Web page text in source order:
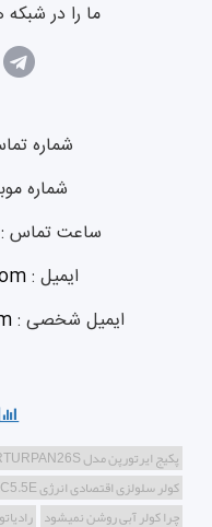
ما را در
شماره
شماره
ساعت تماس :
ایمیل :
ایمیل شخصی :
پکیج ایرتورپن مدل IRTURPAN26S
کولر سلولزی اقتصادی انرژی EC5.5E
چرا کولر آبی روشن نمیشود